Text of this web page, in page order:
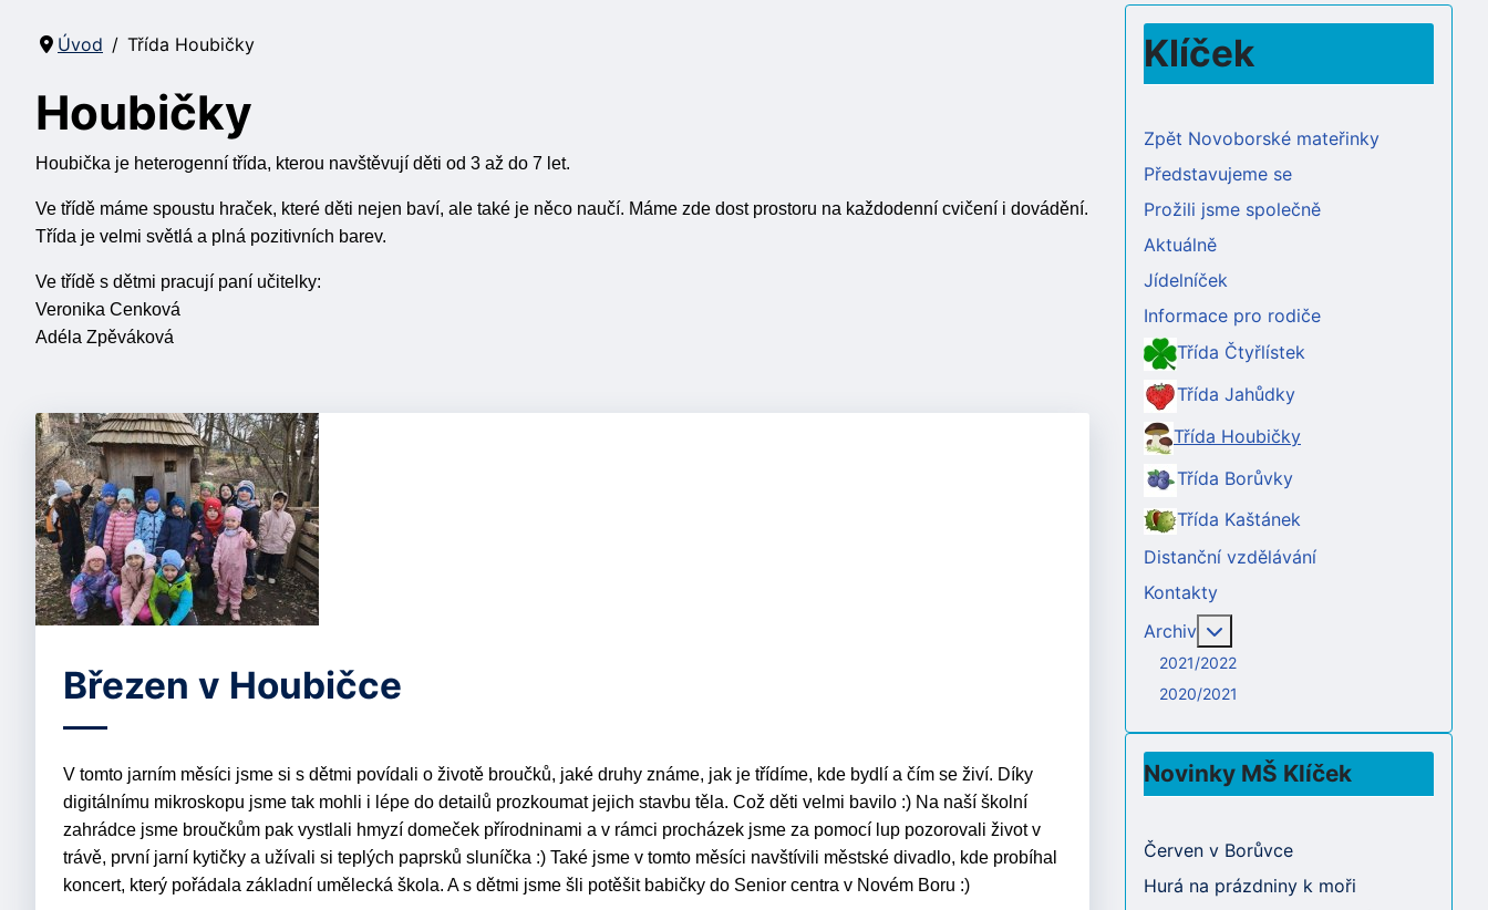
Úvod Třída Houbičky
Houbičky
Houbička je heterogenní třída, kterou navštěvují děti od 3 až do 7 let.
Ve třídě máme spoustu hraček, které děti nejen baví, ale také je něco naučí. Máme zde dost prostoru na každodenní cvičení i dovádění.
Třída je velmi světlá a plná pozitivních barev.
Ve třídě s dětmi pracují paní učitelky:
Veronika Cenková
Adéla Zpěváková
Březen v Houbičce
V tomto jarním měsíci jsme si s dětmi povídali o životě broučků, jaké druhy známe, jak je třídíme, kde bydlí a čím se živí. Díky
digitálnímu mikroskopu jsme tak mohli i lépe do detailů prozkoumat jejich stavbu těla. Což děti velmi bavilo :) Na naší školní
zahrádce jsme broučkům pak vystlali hmyzí domeček přírodninami a v rámci procházek jsme za pomocí lup pozorovali život v
trávě, první jarní kytičky a užívali si teplých paprsků sluníčka :) Také jsme v tomto měsíci navštívili městské divadlo, kde probíhal
koncert, který pořádala základní umělecká škola. A s dětmi jsme šli potěšit babičky do Senior centra v Novém Boru :)
Klíček
Zpět Novoborské mateřinky
Představujeme se
Prožili jsme společně
Aktuálně
Jídelníček
Informace pro rodiče
Třída Čtyřlístek
Třída Jahůdky
Třída Houbičky
Třída Borůvky
Třída Kaštánek
Distanční vzdělávání
Kontakty
Archiv
2021/2022
2020/2021
Novinky MŠ Klíček
Červen v Borůvce
Hurá na prázdniny k moři